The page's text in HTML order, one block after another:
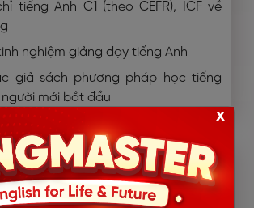
tiếng Anh C1 (theo CEFR), ICF về
nghiệm giảng dạy tiếng Anh
giả sách phương pháp học tiếng
mới bắt đầu
x